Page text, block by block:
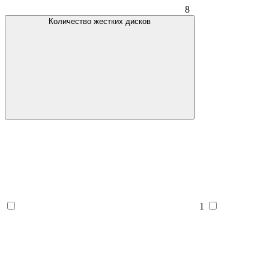
8
Количество жестких дисков
1